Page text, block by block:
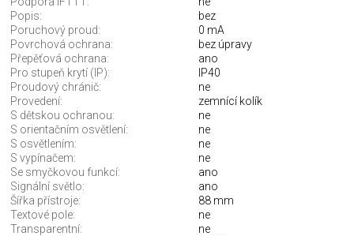
Popis:
bez
Poruchový proud:
0 mA
Povrchová ochrana:
bez úpravy
Přepěťová ochrana:
ano
Pro stupeň krytí (IP):
IP40
Proudový chránič:
ne
Provedení:
zemnící kolík
S dětskou ochranou:
ne
S orientačním osvětlení:
ne
S osvětlením:
ne
S vypínačem:
ne
Se smyčkovou funkcí:
ano
Signální světlo:
ano
Šířka přístroje:
88 mm
Textové pole:
ne
Transparentní:
ne